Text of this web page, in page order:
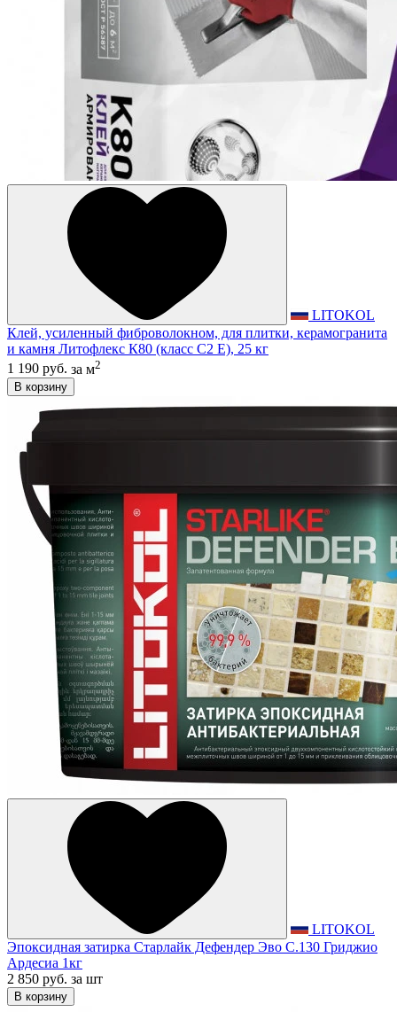
LITOKOL
Клей, усиленный фиброволокном, для плитки, керамогранита
и камня Литофлекс К80 (класс С2 E), 25 кг
1 190 руб. за м2
В корзину
LITOKOL
Эпоксидная затирка Старлайк Дефендер Эво С.130 Гриджио
Ардесиа 1кг
2 850 руб. за шт
В корзину